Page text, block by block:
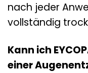
nach jeder
vollständig
Kann ich
einer